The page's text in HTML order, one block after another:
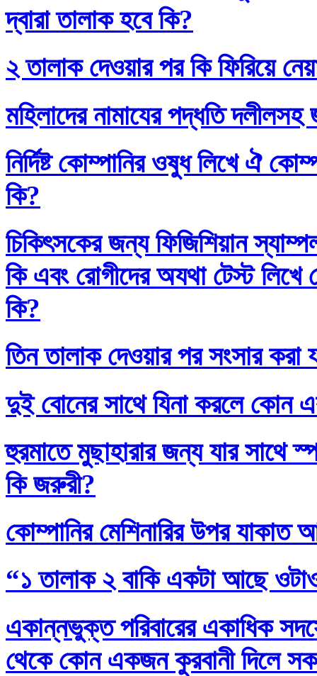
দ্বারা তালাক হবে কি?
২ তালাক দেওয়ার পর কি ফিরিয়ে
মহিলাদের নামাযের পদ্ধতি দলীলসহ
নির্দিষ্ট কোম্পানির ওষুধ লিখে ঐ
কি?
চিকিৎসকের জন্য ফিজিশিয়ান
কি এবং রোগীদের অযথা টেস্ট লিখে
কি?
তিন তালাক দেওয়ার পর সংসার করা
দুই বোনের সাথে যিনা করলে কোন
হুরমাতে মুছাহারার জন্য যার সাথে
কি জরুরী?
কোম্পানির মেশিনারির উপর যাকাত
“১ তালাক ২ বাকি একটা আছে
একান্নভুক্ত পরিবারের একাধিক
থেকে কোন একজন কুরবানী দিলে